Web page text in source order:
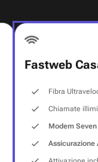
Fastweb
Fibra
Chiamate
Modem Seven
Assicurazione